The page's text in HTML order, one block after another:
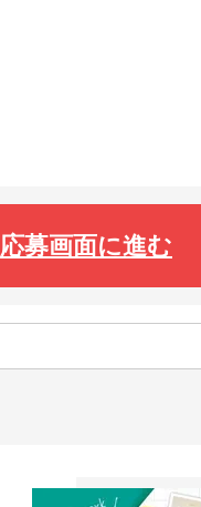
応募画面に進む